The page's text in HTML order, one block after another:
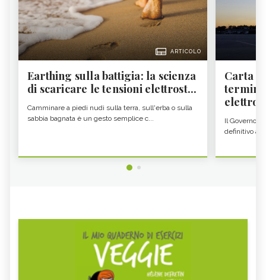
ARTICOLO
Earthing sulla battigia: la scienza
di scaricare le tensioni elettrost...
Camminare a piedi nudi sulla terra, sull'erba o sulla
sabbia bagnata è un gesto semplice c...
Carta
Il Governo
definitivo